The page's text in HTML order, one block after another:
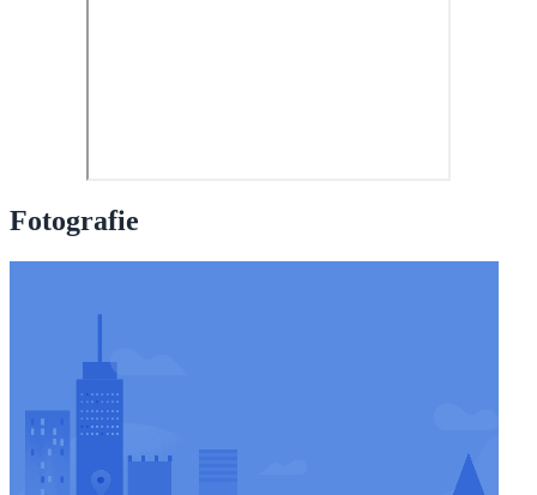
Fotografie